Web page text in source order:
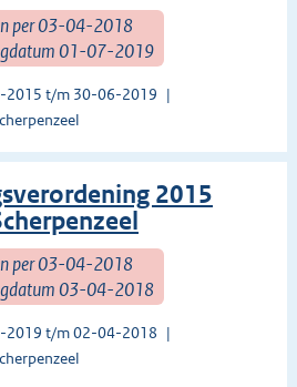
per 03-04-2018
01-07-2019
2015 t/m 30-06-2019
2015
per 03-04-2018
03-04-2018
2019 t/m 02-04-2018